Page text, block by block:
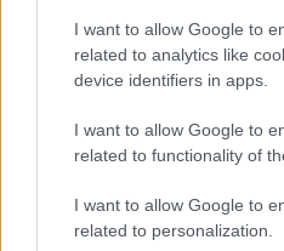
I want to allow Google to
related to analytics like
device identifiers in apps.
I want to allow Google to
related to functionality of
I want to allow Google to
related to personalization.
Külügyi Intézet
Magyarország
november 8-i
kedvezőtlen képet fest
A Magyar Külügyi